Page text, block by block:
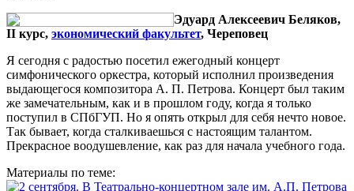
Эдуард Алексеевич Беляков,
II курс, экономический факультет, Череповец
Я сегодня с радостью посетил ежегодный концерт
симфонического оркестра, который исполнил произведения
выдающегося композитора А. П. Петрова. Концерт был таким
же замечательным, как и в прошлом году, когда я только
поступил в СПбГУП. Но я опять открыл для себя нечто новое.
Так бывает, когда сталкиваешься с настоящим талантом.
Прекрасное воодушевление, как раз для начала учебного года.
Материалы по теме: